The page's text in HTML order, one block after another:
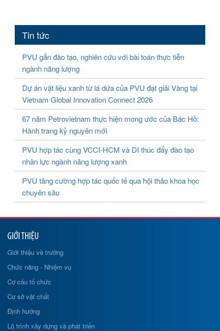
Tin tức
PVU gắn đào tạo, nghiên cứu với bài toán thực tiễn
ngành năng lượng
Dự án vật liệu xanh từ lá dứa của PVU đạt giải Vàng tại
Vietnam Global Innovation Connect 2026
67 năm Petrovietnam thực hiện mong ước của Bác Hồ:
Hành trang kỷ nguyên mới
PVU hợp tác cùng VCCI-HCM và DI thúc đẩy đào tạo
nhân lực ngành năng lượng xanh
PVU tăng cường hợp tác quốc tế qua hội thảo khoa học
chuyên sâu
GIỚI THIỆU
Giới thiệu về trường
Chức năng - Nhiệm vụ
Cơ cấu tổ chức
Cơ sở vật chất
Định hướng
Lộ trình xây dựng và phát triển